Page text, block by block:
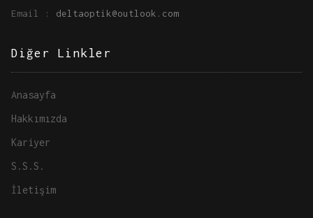
Email : deltaoptik@outlook.com
Diğer Linkler
Anasayfa
Hakkımızda
Kariyer
S.S.S.
İletişim